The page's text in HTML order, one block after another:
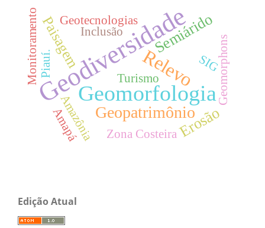
Geodiversidade
Geomorfologia
Relevo
Geopatrimônio
Semiárido
Erosão
Paisagem
Turismo Geomorphons
Geotecnologias
Monitoramento
Zona Costeira
Amazônia
Amapá
Inclusão
SIG
Piauí.
Edição Atual